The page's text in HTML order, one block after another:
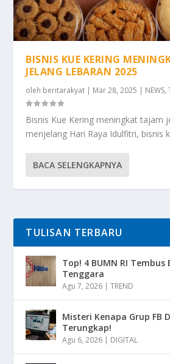
BISNIS KUE KERING
JELANG LEBARAN 2025
oleh beritarakyat | Mar 28, 2025 | NEWS,
Bisnis Kue Kering meningkat tajam
menjelang Hari Raya Idulfitri, bisnis
BACA SELENGKAPNYA
TULISAN TERBARU
Top! 4 BUMN RI
Tenggara
Agu 7, 2026 |TREND
Misteri Kenapa Grup FB
Terungkap!
Agu 6, 2026 | DIGITAL